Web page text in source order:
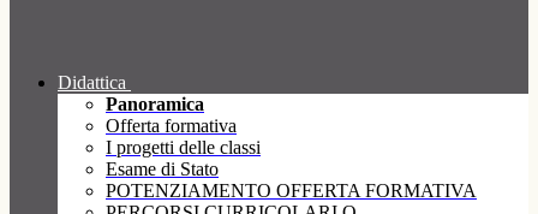
Didattica
Panoramica
Offerta formativa
I progetti delle classi
Esame di Stato
POTENZIAMENTO OFFERTA FORMATIVA